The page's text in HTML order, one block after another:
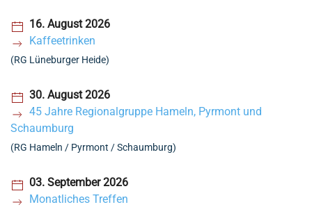
16. August 2026
Kaffeetrinken
(RG Lüneburger Heide)
30. August 2026
45 Jahre Regionalgruppe Hameln, Pyrmont und
Schaumburg
(RG Hameln / Pyrmont / Schaumburg)
03. September 2026
Monatliches Treffen